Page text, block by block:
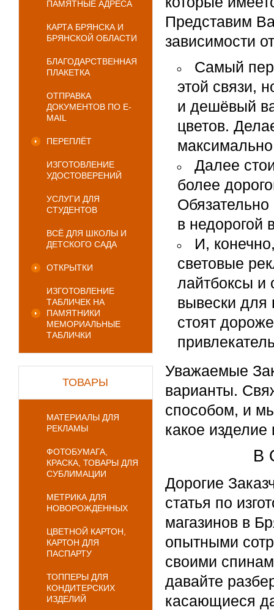
ПАМЯТНЫЕ АДРЕСА
КАРТА БРЯНСКА И
БРЯНСКОЙ ОБЛАСТИ
БЛАГОДАРСТВЕННАЯ
ПЛАКЕТКА
ОТПРАВКА
ДОКУМЕНТОВ ПО E-
MAIL
ПЕРЕПЛЁТ
ИЗГОТОВЛЕНИЕ
УДОСТОВЕРЕНИЙ
УСЛУГИ ДЛЯ
СТУДЕНТОВ
ВСЁ ДЛЯ ШКОЛЫ И
ДЕТСКОГО САДА
ОТКРЫТКИ
ИЗГОТОВЛЕНИЕ
ТАБЛИЧЕК НА
ПАМЯТНИКИ
МЕМОРИАЛЬНЫЕ
ТАБЛИЧКИ
ТОВАРЫ
МАТЕРИАЛЫ ДЛЯ
РЕКЛАМЫ
ФОТОБУМАГА,
КРАСКА, ТОВАРЫ ДЛЯ
СУБЛИМАЦИИ
МЕТРИКА ДЛЯ
НОВОРОЖДЕННЫХ
ЦВЕТНОЙ КАРТОН,
КАРТОН ДЛЯ
ПАСПАРТУ
ТОППЕРЫ ДЛЯ
КОНДИТЕРСКИХ
ИЗДЕЛИЙ
Представим
зависимости
Самый
этой связи,
и дешёвый
цветов.
Далее
более
в недорогой
И,
световые
лайтбоксы и
вывески для
стоят
Уважаемые
варианты.
способом, и
какое
В
Дорогие
статья по
магазинов в
опытными
своими
давайте
касающиеся